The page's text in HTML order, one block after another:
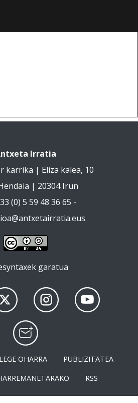
Irratia
karrika | Eliza kalea, 10
| 20304 Irun
(0) 5 59 48 36 65 -
garatua
LEGE OHARRA
PUBLIZITATEA
RSS